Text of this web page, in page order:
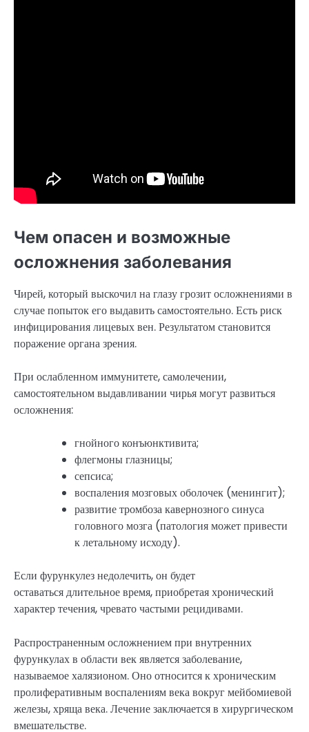
Чем опасен и возможные
осложнения заболевания
Чирей, который выскочил на глазу грозит осложнениями в
случае попыток его выдавить самостоятельно. Есть риск
инфицирования лицевых вен. Результатом становится
поражение органа зрения.
При ослабленном иммунитете, самолечении,
самостоятельном выдавливании чирья могут развиться
осложнения:
гнойного конъюнктивита;
флегмоны глазницы;
сепсиса;
воспаления мозговых оболочек (менингит);
развитие тромбоза кавернозного синуса
головного мозга (патология может привести
к летальному исходу).
Если фурункулез недолечить, он будет
оставаться длительное время, приобретая хронический
характер течения, чревато частыми рецидивами.
Распространенным осложнением при внутренних
фурункулах в области век является заболевание,
называемое халязионом. Оно относится к хроническим
пролиферативным воспалениям века вокруг мейбомиевой
железы, хряща века. Лечение заключается в хирургическом
вмешательстве.